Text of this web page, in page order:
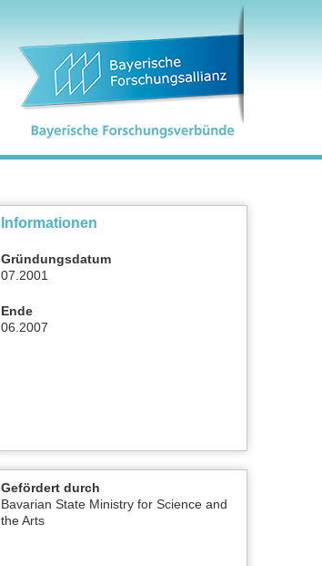
Informationen
Gründungsdatum
07.2001
Ende
06.2007
Gefördert durch
Bavarian State Ministry for Science and
the Arts